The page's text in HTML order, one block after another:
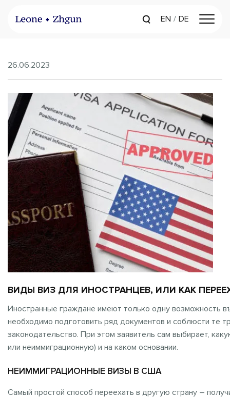
EN DE
26.06.2023
ВИДЫ ВИЗ ДЛЯ ИНОСТРАНЦЕВ, ИЛИ КАК
Иностранные граждане имеют только одну возможность
необходимо подготовить ряд документов и соблюсти те
законодательство. При этом заявитель сам выбирает,
или неиммиграционную) и на каком основании.
НЕИММИГРАЦИОННЫЕ ВИЗЫ В США
Самый простой способ переехать в другую страну –